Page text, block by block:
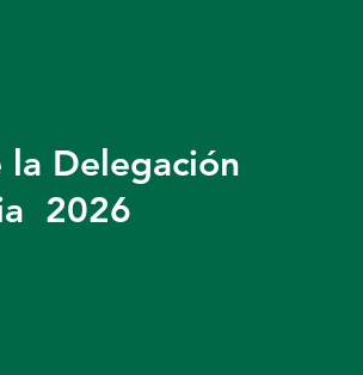
Delegación
2026